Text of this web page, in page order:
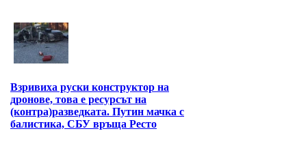
Взривиха руски конструктор на
дронове, това е ресурсът на
(контра)разведката. Путин мачка с
балистика, СБУ връща Ресто